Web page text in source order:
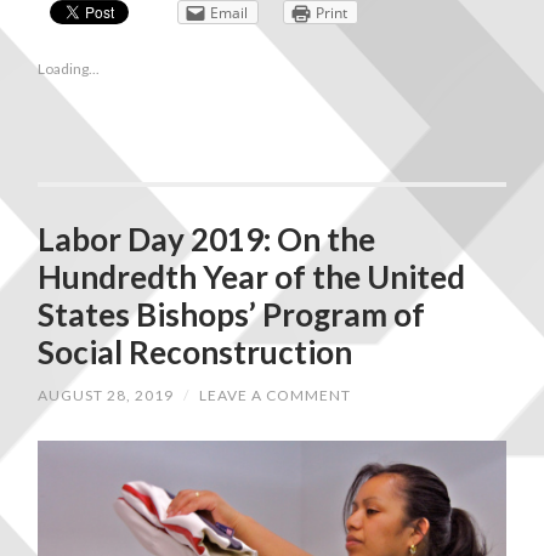
Email Print
Loading...
Labor Day 2019: On the
Hundredth Year of the United
States Bishops’ Program of
Social Reconstruction
AUGUST 28, 2019 / LEAVE A COMMENT